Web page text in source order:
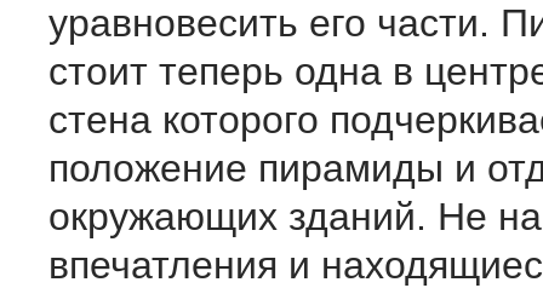
уравновесить его части.
стоит теперь одна в
стена которого
положение пирамиды и
окружающих зданий. Не
впечатления и